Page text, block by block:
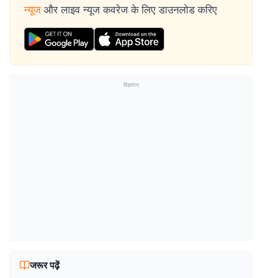
न्यूज और लाइव न्यूज कवरेज के लिए डाउनलोड करिए
विज्ञापन
जरूर पढ़ें